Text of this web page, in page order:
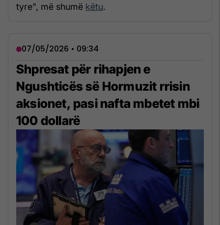
tyre", më shumë këtu.
07/05/2026 • 09:34
Shpresat për rihapjen e
Ngushticës së Hormuzit rrisin
aksionet, pasi nafta mbetet mbi
100 dollarë